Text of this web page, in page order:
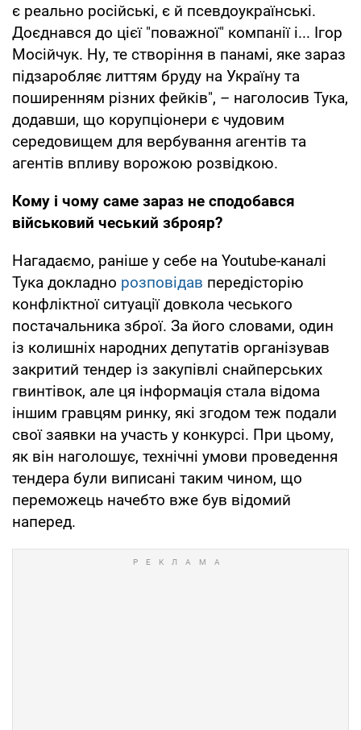
є реально російські, є й псевдоукраїнські.
Доєднався до цієї "поважної" компанії і... Ігор
Мосійчук. Ну, те створіння в панамі, яке зараз
підзаробляє литтям бруду на Україну та
поширенням різних фейків", – наголосив Тука,
додавши, що корупціонери є чудовим
середовищем для вербування агентів та
агентів впливу ворожою розвідкою.
Кому і чому саме зараз не сподобався
військовий чеський зброяр?
Нагадаємо, раніше у себе на Youtube-каналі
Тука докладно розповідав передісторію
конфліктної ситуації довкола чеського
постачальника зброї. За його словами, один
із колишніх народних депутатів організував
закритий тендер із закупівлі снайперських
гвинтівок, але ця інформація стала відома
іншим гравцям ринку, які згодом теж подали
свої заявки на участь у конкурсі. При цьому,
як він наголошує, технічні умови проведення
тендера були виписані таким чином, що
переможець начебто вже був відомий
наперед.